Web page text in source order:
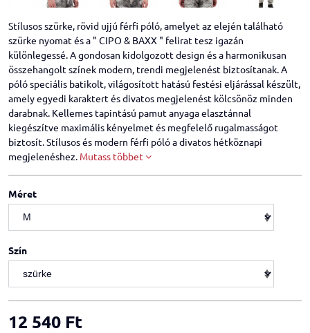
Stílusos szürke, rövid ujjú férfi póló, amelyet az elején található
szürke nyomat és a " CIPO & BAXX " felirat tesz igazán
különlegessé. A gondosan kidolgozott design és a harmonikusan
összehangolt színek modern, trendi megjelenést biztosítanak. A
póló speciális batikolt, világosított hatású festési eljárással készült,
amely egyedi karaktert és divatos megjelenést kölcsönöz minden
darabnak. Kellemes tapintású pamut anyaga elasztánnal
kiegészítve maximális kényelmet és megfelelő rugalmasságot
biztosít. Stílusos és modern férfi póló a divatos hétköznapi
megjelenéshez. Mutass többet
Méret
Szín
12 540 Ft